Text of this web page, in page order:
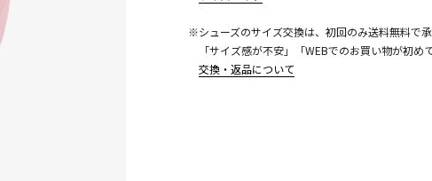
※シューズのサイズ交換は、初回のみ送料無料で承
「サイズ感が不安」「WEBでのお買い物が初め
交換・返品について
こちら